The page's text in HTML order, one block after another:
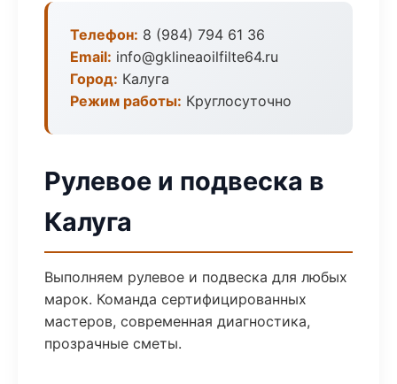
Телефон: 8 (984) 794 61 36
Email: info@gklineaoilfilte64.ru
Город: Калуга
Режим работы: Круглосуточно
Рулевое и подвеска в
Калуга
Выполняем рулевое и подвеска для любых
марок. Команда сертифицированных
мастеров, современная диагностика,
прозрачные сметы.